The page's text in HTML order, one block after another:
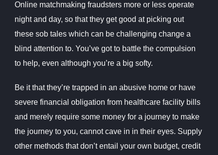
Online matchmaking fraudsters more or less operate
night and day, so that they get good at picking out
these sob tales which can be challenging change a
blind attention to. You’ve got to battle the compulsion
to help, even although you’re a big softy.
Be it that they’re trapped in an abusive home or have
severe financial obligation from healthcare facility bills
and merely require some money for a journey to make
the journey to you, cannot cave in in their eyes. Supply
other methods that don’t entail your own budget, credit